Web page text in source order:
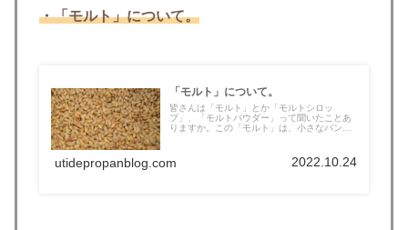
・「モルト」について。
「モルト」について。
皆さんは「モルト」とか「モルトシロッ
プ」、「モルトパウダー」って聞いたことあ
りますか。この「モルト」は、小さなパン屋
utidepropanblog.com 2022.10.24